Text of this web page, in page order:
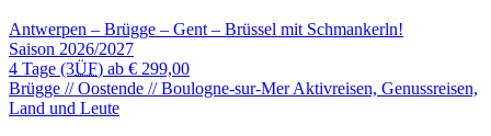
Antwerpen – Brügge – Gent – Brüssel mit Schmankerln!
Saison 2026/2027
4 Tage (3ÜF) ab € 299,00
Brügge // Oostende // Boulogne-sur-MerAktivreisen, Genussreisen,
Land und Leute